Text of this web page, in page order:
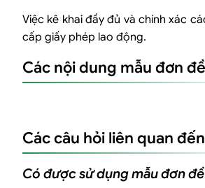
Việc kê khai đầy đủ và chính xác
cấp giấy phép lao động.
Các nội dung mẫu đơn
Các câu hỏi liên quan
Có được sử dụng mẫu đơn